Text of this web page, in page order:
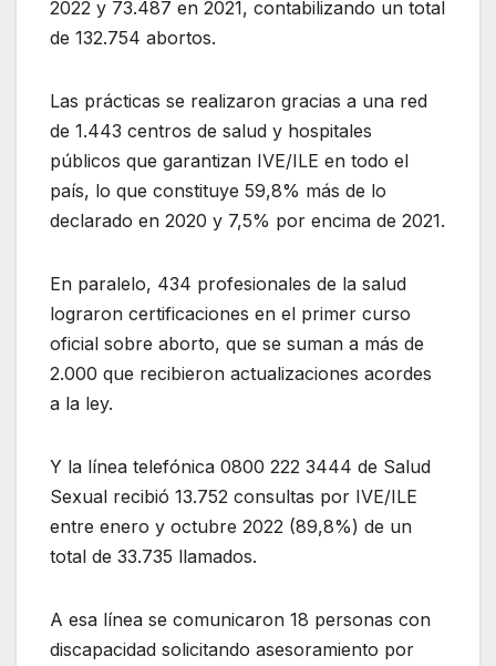
2022 y 73.487 en 2021, contabilizando un total
de 132.754 abortos.
Las prácticas se realizaron gracias a una red
de 1.443 centros de salud y hospitales
públicos que garantizan IVE/ILE en todo el
país, lo que constituye 59,8% más de lo
declarado en 2020 y 7,5% por encima de 2021.
En paralelo, 434 profesionales de la salud
lograron certificaciones en el primer curso
oficial sobre aborto, que se suman a más de
2.000 que recibieron actualizaciones acordes
a la ley.
Y la línea telefónica 0800 222 3444 de Salud
Sexual recibió 13.752 consultas por IVE/ILE
entre enero y octubre 2022 (89,8%) de un
total de 33.735 llamados.
A esa línea se comunicaron 18 personas con
discapacidad solicitando asesoramiento por